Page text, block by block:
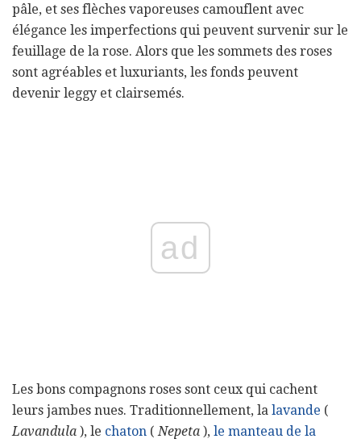
pâle, et ses flèches vaporeuses camouflent avec
élégance les imperfections qui peuvent survenir sur le
feuillage de la rose. Alors que les sommets des roses
sont agréables et luxuriants, les fonds peuvent
devenir leggy et clairsemés.
ad
Les bons compagnons roses sont ceux qui cachent
leurs jambes nues. Traditionnellement, la lavande (
Lavandula ), le chaton (Nepeta ), le manteau de la